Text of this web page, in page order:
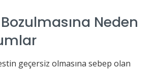
Neden
geçersiz olmasına sebep olan